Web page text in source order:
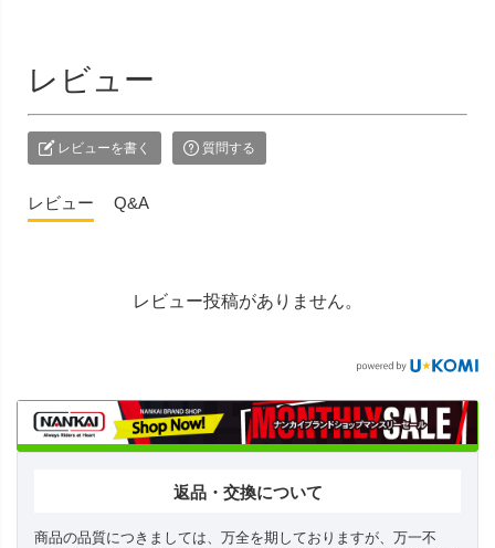
レビュー
レビューを書く 質問する
レビュー Q&A
レビュー投稿がありません。
返品・交換について
商品の品質につきましては、万全を期しておりますが、万一不